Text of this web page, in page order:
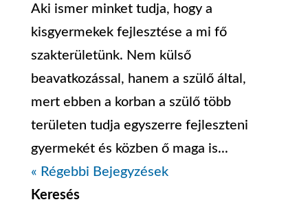
Aki ismer minket tudja, hogy a
kisgyermekek fejlesztése a mi fő
szakterületünk. Nem külső
beavatkozással, hanem a szülő által,
mert ebben a korban a szülő több
területen tudja egyszerre fejleszteni
gyermekét és közben ő maga is...
« Régebbi Bejegyzések
Keresés